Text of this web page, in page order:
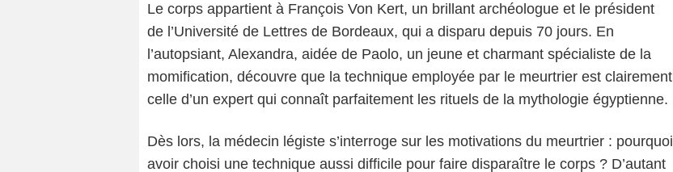
Le corps appartient à François Von Kert, un brillant archéologue et le président
de l’Université de Lettres de Bordeaux, qui a disparu depuis 70 jours. En
l’autopsiant, Alexandra, aidée de Paolo, un jeune et charmant spécialiste de la
momification, découvre que la technique employée par le meurtrier est clairement
celle d’un expert qui connaît parfaitement les rituels de la mythologie égyptienne.
Dès lors, la médecin légiste s’interroge sur les motivations du meurtrier : pourquoi
avoir choisi une technique aussi difficile pour faire disparaître le corps ? D’autant